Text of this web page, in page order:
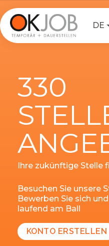
DE
330
Ihre zukünftige Stelle
Besuchen Sie unsere
Bewerben Sie sich
laufend am Ball
KONTO ERSTELLEN